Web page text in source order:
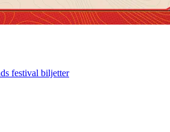
festival biljetter